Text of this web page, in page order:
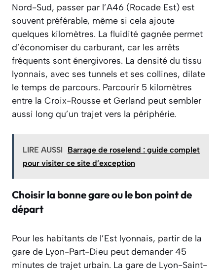
Nord-Sud, passer par l’A46 (Rocade Est) est
souvent préférable, même si cela ajoute
quelques kilomètres. La fluidité gagnée permet
d’économiser du carburant, car les arrêts
fréquents sont énergivores. La densité du tissu
lyonnais, avec ses tunnels et ses collines, dilate
le temps de parcours. Parcourir 5 kilomètres
entre la Croix-Rousse et Gerland peut sembler
aussi long qu’un trajet vers la périphérie.
LIRE AUSSI
Barrage de roselend : guide complet
pour visiter ce site d’exception
Choisir la bonne gare ou le bon point de
départ
Pour les habitants de l’Est lyonnais, partir de la
gare de Lyon-Part-Dieu peut demander 45
minutes de trajet urbain. La gare de Lyon-Saint-